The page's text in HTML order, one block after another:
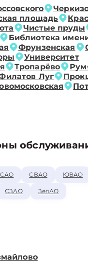
площадь
Чистые пруды
Библиотека
Фрунзенская
Университет
Тропарёво
Луг
САО СВАО ЮВАО
СЗАО ЗелАО